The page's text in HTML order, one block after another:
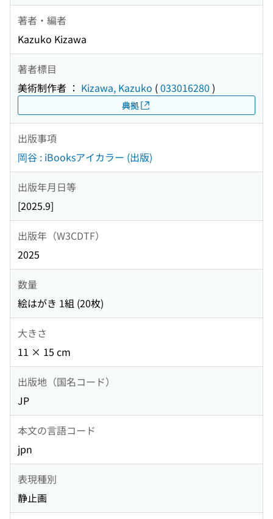
著者・編者
Kazuko Kizawa
著者標目
美術制作者 ： Kizawa, Kazuko (033016280 )
典拠
出版事項
岡谷 : iBooksアイカラー (出版)
出版年月日等
[2025.9]
出版年（W3CDTF）
2025
数量
絵はがき 1組 (20枚)
大きさ
11 × 15 cm
出版地（国名コード）
JP
本文の言語コード
jpn
表現種別
静止画